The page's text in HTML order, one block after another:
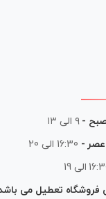
- ۹ الی ۱۳
عصر - 16:30 الی 20
الی 19
فروشگاه تعطیل می